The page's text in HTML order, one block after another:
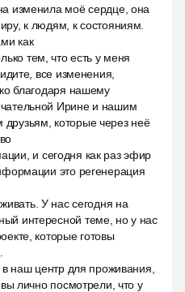
изменила моё сердце, она
к людям, к состояниям.
как
тем, что есть у меня
все изменения,
благодаря нашему
Ирине и нашим
которые через неё
и сегодня как раз эфир
это регенерация
У нас сегодня на
интересной теме, но у нас
которые готовы
наш центр для проживания,
лично посмотрели, что у